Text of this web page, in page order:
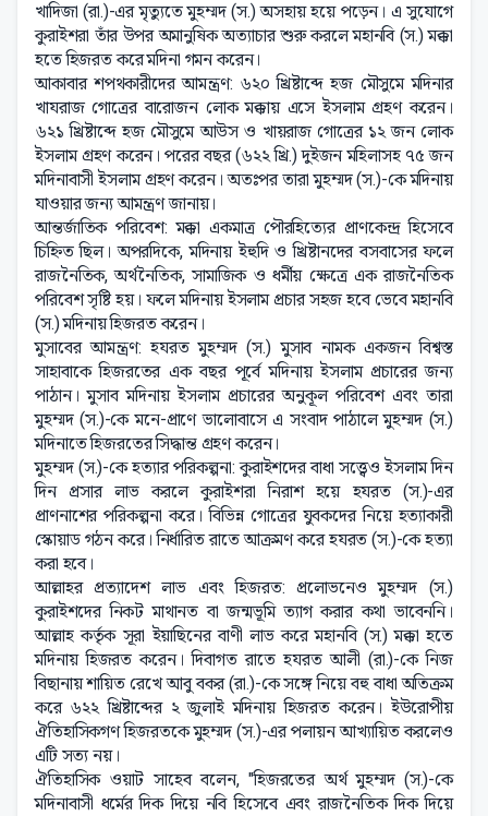
খাদিজা (রা.)-এর মৃত্যুতে মুহম্মদ (স.) অসহায় হয়ে পড়েন। এ সুযোগে
কুরাইশরা তাঁর উপর অমানুষিক অত্যাচার শুরু করলে মহানবি (স.) মক্কা
হতে হিজরত করে মদিনা গমন করেন।
আকাবার শপথকারীদের আমন্ত্রণ: ৬২০ খ্রিষ্টাব্দে হজ মৌসুমে মদিনার
খাযরাজ গোত্রের বারোজন লোক মক্কায় এসে ইসলাম গ্রহণ করেন।
৬২১ খ্রিষ্টাব্দে হজ মৌসুমে আউস ও খায়রাজ গোত্রের ১২ জন লোক
ইসলাম গ্রহণ করেন। পরের বছর (৬২২ খ্রি.) দুইজন মহিলাসহ ৭৫ জন
মদিনাবাসী ইসলাম গ্রহণ করেন। অতঃপর তারা মুহম্মদ (স.)-কে মদিনায়
যাওয়ার জন্য আমন্ত্রণ জানায়।
আন্তর্জাতিক পরিবেশ: মক্কা একমাত্র পৌরহিত্যের প্রাণকেন্দ্র হিসেবে
চিহ্নিত ছিল। অপরদিকে, মদিনায় ইহুদি ও খ্রিষ্টানদের বসবাসের ফলে
রাজনৈতিক, অর্থনৈতিক, সামাজিক ও ধর্মীয় ক্ষেত্রে এক রাজনৈতিক
পরিবেশ সৃষ্টি হয়। ফলে মদিনায় ইসলাম প্রচার সহজ হবে ভেবে মহানবি
(স.) মদিনায় হিজরত করেন।
মুসাবের আমন্ত্রণ: হযরত মুহম্মদ (স.) মুসাব নামক একজন বিশ্বস্ত
সাহাবাকে হিজরতের এক বছর পূর্বে মদিনায় ইসলাম প্রচারের জন্য
পাঠান। মুসাব মদিনায় ইসলাম প্রচারের অনুকূল পরিবেশ এবং তারা
মুহম্মদ (স.)-কে মনে-প্রাণে ভালোবাসে এ সংবাদ পাঠালে মুহম্মদ (স.)
মদিনাতে হিজরতের সিদ্ধান্ত গ্রহণ করেন।
মুহম্মদ (স.)-কে হত্যার পরিকল্পনা: কুরাইশদের বাধা সত্ত্বেও ইসলাম দিন
দিন প্রসার লাভ করলে কুরাইশরা নিরাশ হয়ে হযরত (স.)-এর
প্রাণনাশের পরিকল্পনা করে। বিভিন্ন গোত্রের যুবকদের নিয়ে হত্যাকারী
স্কোয়াড গঠন করে। নির্ধারিত রাতে আক্রমণ করে হযরত (স.)-কে হত্যা
করা হবে।
আল্লাহর প্রত্যাদেশ লাভ এবং হিজরত: প্রলোভনেও মুহম্মদ (স.)
কুরাইশদের নিকট মাথানত বা জন্মভূমি ত্যাগ করার কথা ভাবেননি।
আল্লাহ কর্তৃক সূরা ইয়াছিনের বাণী লাভ করে মহানবি (স.) মক্কা হতে
মদিনায় হিজরত করেন। দিবাগত রাতে হযরত আলী (রা.)-কে নিজ
বিছানায় শায়িত রেখে আবু বকর (রা.)-কে সঙ্গে নিয়ে বহু বাধা অতিক্রম
করে ৬২২ খ্রিষ্টাব্দের ২ জুলাই মদিনায় হিজরত করেন। ইউরোপীয়
ঐতিহাসিকগণ হিজরতকে মুহম্মদ (স.)-এর পলায়ন আখ্যায়িত করলেও
এটি সত্য নয়।
ঐতিহাসিক ওয়াট সাহেব বলেন, "হিজরতের অর্থ মুহম্মদ (স.)-কে
মদিনাবাসী ধর্মের দিক দিয়ে নবি হিসেবে এবং রাজনৈতিক দিক দিয়ে